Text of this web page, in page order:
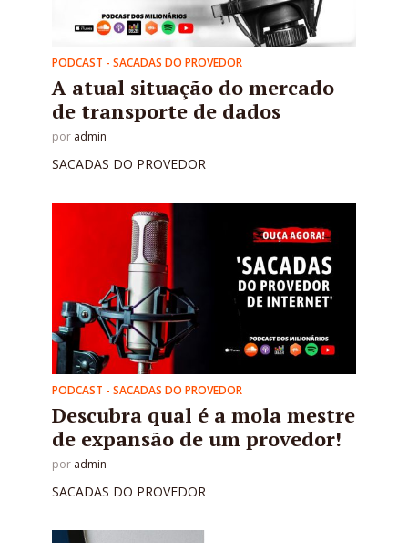
PODCAST - SACADAS DO PROVEDOR
A atual situação do mercado
de transporte de dados
por admin
SACADAS DO PROVEDOR
PODCAST - SACADAS DO PROVEDOR
Descubra qual é a mola mestre
de expansão de um provedor!
por admin
SACADAS DO PROVEDOR